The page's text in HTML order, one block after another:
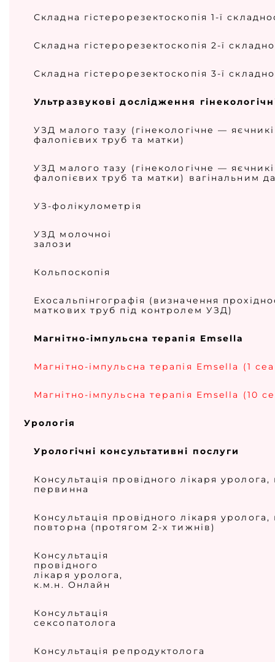
Складна гістерорезектоскопія 1-ї
Складна гістерорезектоскопія 2-ї
Складна гістерорезектоскопія 3-ї
Ультразвукові дослідження
УЗД малого тазу (гінекологічне —
фалопієвих труб та матки)
УЗД малого тазу (гінекологічне —
фалопієвих труб та матки) вагінальним
УЗ-фолікулометрія
УЗД молочноі
залози
Кольпоскопія
Ехосальпінгографія (визначення
маткових труб під контролем УЗД)
Магнітно-імпульсна терапія Emsella
Магнітно-імпульсна терапія Emsella (1
Магнітно-імпульсна терапія Emsella (10
Урологія
Урологічні консультативні послуги
Консультація провідного лікаря уролога,
первинна
Консультація провідного лікаря уролога,
повторна (протягом 2-х тижнів)
Консультація
провідного
лікаря уролога,
к.м.н. Онлайн
Консультація
сексопатолога
Консультація репродуктолога